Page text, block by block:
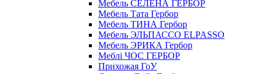
Мебель СЕЛЕНА ГЕРБОР
Мебель Тата Гербор
Мебель ТИНА Гербор
Мебель ЭЛЬПАССО ELPASSO
Мебель ЭРИКА Гербор
Меблі ЧОС ГЕРБОР
Прихожая ГоУ